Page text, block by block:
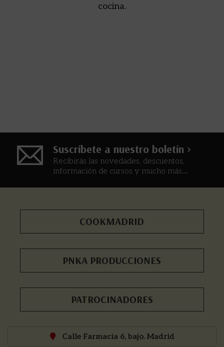
cocina.
Suscríbete a nuestro boletín >
Recibirás las novedades, descuentos,
información de cursos y mucho más...
COOKMADRID
PNKA PRODUCCIONES
PATROCINADORES
Calle Farmacia 6, bajo. Madrid